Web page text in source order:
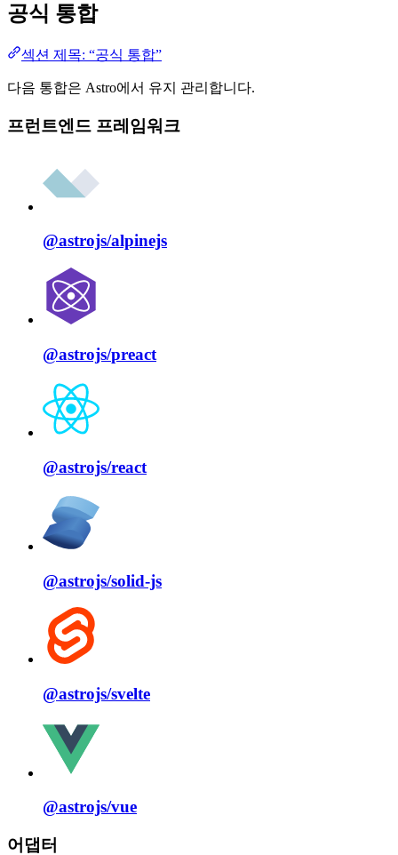
공식 통합
섹션 제목: “공식 통합”
다음 통합은 Astro에서 유지 관리합니다.
프런트엔드 프레임워크
@astrojs/alpinejs
@astrojs/preact
@astrojs/react
@astrojs/solid⁠-⁠js
@astrojs/svelte
@astrojs/vue
어댑터